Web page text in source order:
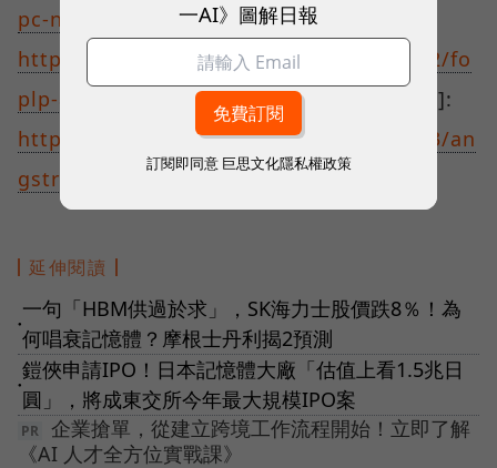
pc-npu-explanation[4]:
https://www.bnext.com.tw/article/79562/fo
plp-advanced-packaging-explaination
[5]:
https://www.bnext.com.tw/article/79693/an
gstrom-bspdn-explain
延伸閱讀
●
一句「HBM供過於求」，SK海力士股價跌8％！為
何唱衰記憶體？摩根士丹利揭2預測
●
鎧俠申請IPO！日本記憶體大廠「估值上看1.5兆日
圓」，將成東交所今年最大規模IPO案
企業搶單，從建立跨境工作流程開始！立即了解
《AI 人才全方位實戰課》
一AI》圖解日報
訂閱即同意 巨思文化隱私權政策